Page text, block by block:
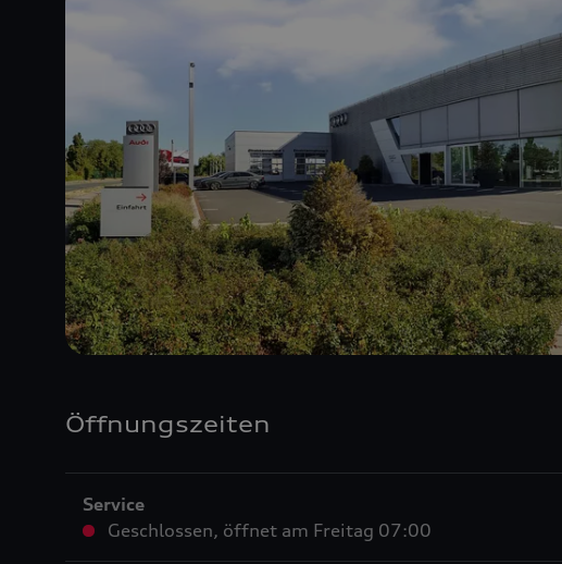
Öffnungszeiten
Service
Geschlossen, öffnet am Freitag 07:00